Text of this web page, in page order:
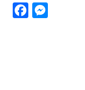
Facebook